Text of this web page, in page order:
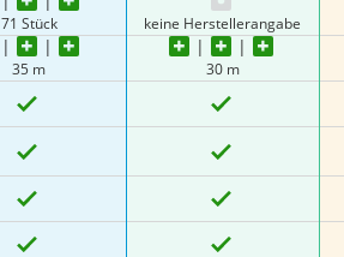
71 Stück keine Herstellerangabe
35 m 30 m